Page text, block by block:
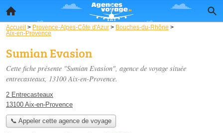
Accueil > Provence-Alpes-Côte d'Azur > Bouches-du-Rhône >
Aix-en-Provence
Sumian Evasion
Cette fiche présente "Sumian Evasion", agence de voyage située
entrecasteaux, 13100 Aix-en-Provence.
2 Entrecasteaux
13100 Aix-en-Provence
📞 Appeler cette agence de voyage